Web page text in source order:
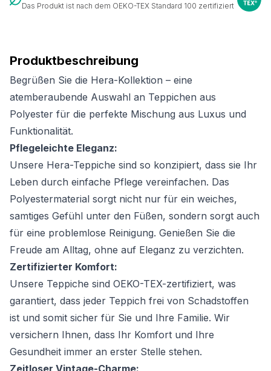
Produktbeschreibung
Begrüßen Sie die Hera-Kollektion – eine
atemberaubende Auswahl an Teppichen aus
Polyester für die perfekte Mischung aus Luxus und
Funktionalität.
Pflegeleichte Eleganz:
Unsere Hera-Teppiche sind so konzipiert, dass sie Ihr
Leben durch einfache Pflege vereinfachen. Das
Polyestermaterial sorgt nicht nur für ein weiches,
samtiges Gefühl unter den Füßen, sondern sorgt auch
für eine problemlose Reinigung. Genießen Sie die
Freude am Alltag, ohne auf Eleganz zu verzichten.
Zertifizierter Komfort:
Unsere Teppiche sind OEKO-TEX-zertifiziert, was
garantiert, dass jeder Teppich frei von Schadstoffen
ist und somit sicher für Sie und Ihre Familie. Wir
versichern Ihnen, dass Ihr Komfort und Ihre
Gesundheit immer an erster Stelle stehen.
Zeitloser Vintage-Charme:
Das Produkt ist nach dem OEKO-TEX Standard 100 zertifiziert